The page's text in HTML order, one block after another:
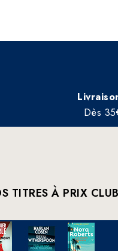
Dès
TITRES À PRIX CLUB